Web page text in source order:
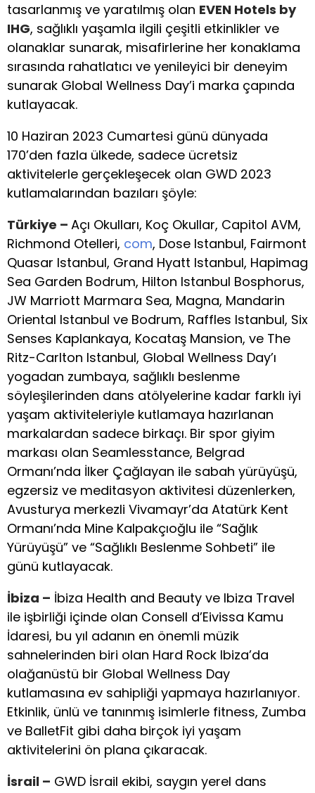
tasarlanmış ve yaratılmış olan EVEN Hotels by
IHG, sağlıklı yaşamla ilgili çeşitli etkinlikler ve
olanaklar sunarak, misafirlerine her konaklama
sırasında rahatlatıcı ve yenileyici bir deneyim
sunarak Global Wellness Day’i marka çapında
kutlayacak.
10 Haziran 2023 Cumartesi günü dünyada
170’den fazla ülkede, sadece ücretsiz
aktivitelerle gerçekleşecek olan GWD 2023
kutlamalarından bazıları şöyle:
Türkiye – Açı Okulları, Koç Okullar, Capitol AVM,
Richmond Otelleri, com, Dose Istanbul, Fairmont
Quasar Istanbul, Grand Hyatt Istanbul, Hapimag
Sea Garden Bodrum, Hilton Istanbul Bosphorus,
JW Marriott Marmara Sea, Magna, Mandarin
Oriental Istanbul ve Bodrum, Raffles Istanbul, Six
Senses Kaplankaya, Kocataş Mansion, ve The
Ritz-Carlton Istanbul, Global Wellness Day’ı
yogadan zumbaya, sağlıklı beslenme
söyleşilerinden dans atölyelerine kadar farklı iyi
yaşam aktiviteleriyle kutlamaya hazırlanan
markalardan sadece birkaçı. Bir spor giyim
markası olan Seamlesstance, Belgrad
Ormanı’nda İlker Çağlayan ile sabah yürüyüşü,
egzersiz ve meditasyon aktivitesi düzenlerken,
Avusturya merkezli Vivamayr’da Atatürk Kent
Ormanı’nda Mine Kalpakçıoğlu ile “Sağlık
Yürüyüşü” ve “Sağlıklı Beslenme Sohbeti” ile
günü kutlayacak.
İbiza – İbiza Health and Beauty ve Ibiza Travel
ile işbirliği içinde olan Consell d’Eivissa Kamu
İdaresi, bu yıl adanın en önemli müzik
sahnelerinden biri olan Hard Rock Ibiza’da
olağanüstü bir Global Wellness Day
kutlamasına ev sahipliği yapmaya hazırlanıyor.
Etkinlik, ünlü ve tanınmış isimlerle fitness, Zumba
ve BalletFit gibi daha birçok iyi yaşam
aktivitelerini ön plana çıkaracak.
İsrail – GWD İsrail ekibi, saygın yerel dans